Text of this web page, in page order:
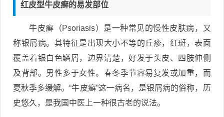
红皮型牛皮癣的易发部位
牛皮癣（Psoriasis）是一种常见的慢性皮肤病，又
称银屑病。其特征是出现大小不等的丘疹，红斑，表面
覆盖着银白色鳞屑，边界清楚，好发于头皮、四肢伸侧
及背部。男性多于女性。春冬季节容易复发或加重，而
夏秋季多缓解。“牛皮癣”这一病名，是银屑病的俗称，历
史悠久，是我国中医上一种很古老的说法。